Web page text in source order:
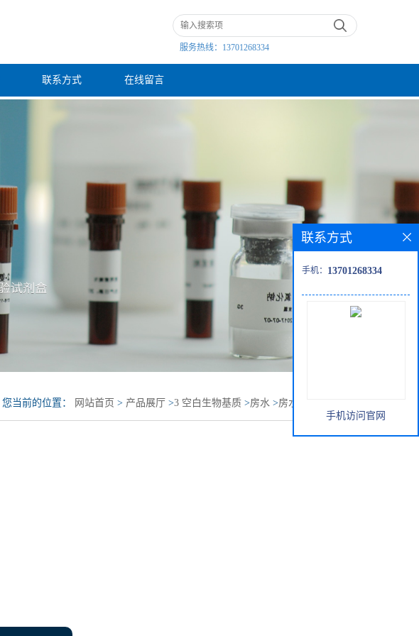
服务热线： 13701268334
联系方式 在线留言
您当前的位置： 网站首页 > 产品展厅 >3 空白生物基质 >房水 >房水 Aqueous
联系方式
手机： 13701268334
手机访问官网